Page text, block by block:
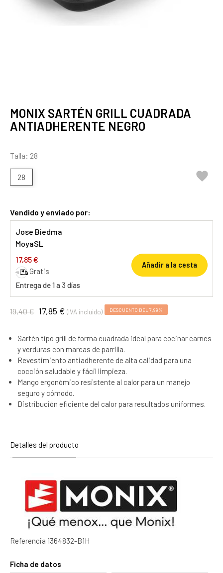
MONIX SARTÉN GRILL CUADRADA
ANTIADHERENTE NEGRO
Talla: 28
28 
Vendido y enviado por:
Jose Biedma
MoyaSL
17,85 €
Gratis
Entrega de 1 a 3 días
Añadir a la cesta
19,40 € 17,85 € (IVA incluido) DESCUENTO DEL 7,99%
Sartén tipo grill de forma cuadrada ideal para cocinar carnes
y verduras con marcas de parrilla.
Revestimiento antiadherente de alta calidad para una
cocción saludable y fácil limpieza.
Mango ergonómico resistente al calor para un manejo
seguro y cómodo.
Distribución eficiente del calor para resultados uniformes.
Detalles del producto
Referencia 1364832-B1H
Ficha de datos